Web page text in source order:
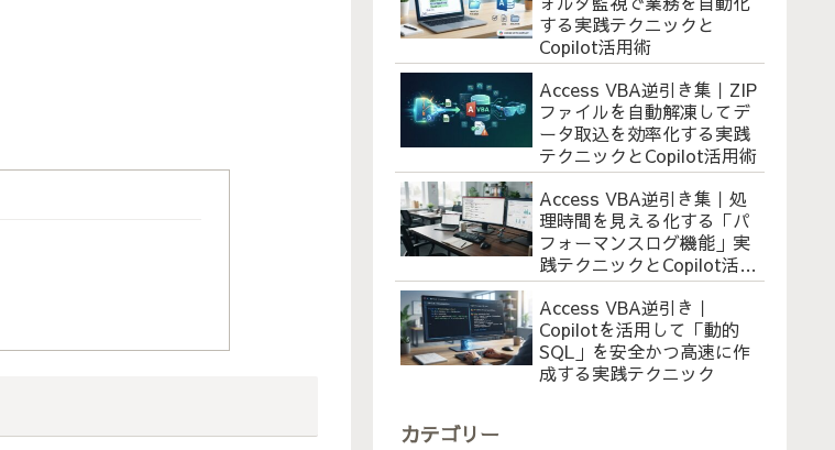
する実践テクニックと
Copilot活用術
Access VBA逆引き集｜ZIP
ファイルを自動解凍してデ
ータ取込を効率化する実践
テクニックとCopilot活用術
Access VBA逆引き集｜処
理時間を見える化する「パ
フォーマンスログ機能」実
践テクニックとCopilot活用
術
Access VBA逆引き｜
Copilotを活用して「動的
SQL」を安全かつ高速に作
成する実践テクニック
カテゴリー